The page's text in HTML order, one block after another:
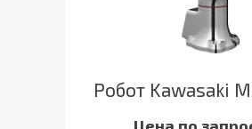
Робот Kawasaki